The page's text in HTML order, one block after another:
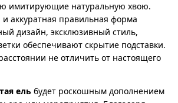
имитирующие натуральную хвою.
и аккуратная правильная форма
дизайн, эксклюзивный стиль,
обеспечивают скрытие подставки.
не отличить от настоящего
ель будет роскошным дополнением